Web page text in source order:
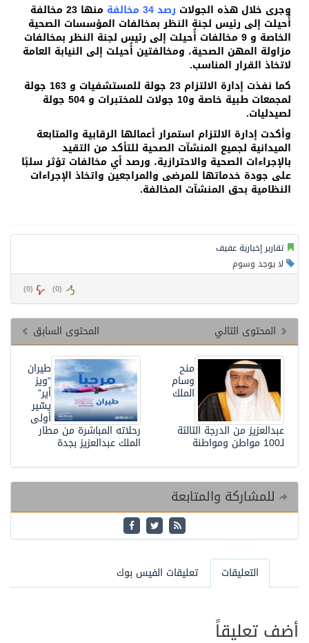
‏وجرى خلال هذه الجولات رصد 34 مخالفة منها 23 مخالفة
أُحيلت ‏إلى رئيس لجنة النظر بمخالفات المؤسسات ‏الصحية
الخاصة و 9 ‏مخالفات أُحيلت إلى رئيس لجنة النظر بمخالفات
‏مزاولة المهن الصحية، ومخالفتين أُحيلت ‏إلى ‏النيابة العامة
لاتخاذ القرار المناسب.‎
كما نفذت إدارة الالتزام 23 جولة للمستشفيات و 163 جولة
لمجمعات طبية خاصة و‏‏10 جولات للمختبرات و 504 جولة
لصيدليات.
وأكدت إدارة الالتزام استمرار أعمالها ‏الرقابية والمتابعة
الميدانية لجميع المنشآت الصحية للتأكد من التقيد
‏بالإجراءات ‏الصحية والاحترازية، ورصد أي مخالفات تؤثر سلبًا
على جودة خدماتها للمرضى ‏والمراجعين واتخاذ ‏الإجراءات
النظامية بحق المنشآت المخالفة.
تقارير إخبارية عفيف
لا يوجد وسوم
(
0
) (
0
)
المحتوى السابق
المحتوى التالي
طيران
“ويز
أير”
يسّير
أولى
رحلاته المباشرة من مطار
الملك عبدالعزيز بجدة
منح
وسام
الملك
عبدالعزيز من الدرجة الثالثة
لـ100 مواطن ومواطنة
للمشاركة والمتابعة
التعليقات تعليقات الفيس بوك
أضف تعليقاً